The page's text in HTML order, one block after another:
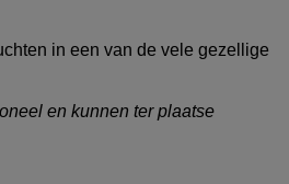
in een van de vele gezellige
en kunnen ter plaatse